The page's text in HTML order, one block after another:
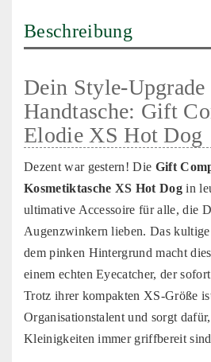
Beschreibung
Dein Style-
Handtasche: Gift
Elodie XS Hot Dog
Dezent war gestern! Die Gift
Kosmetiktasche XS Hot Dog in
ultimative Accessoire für alle, die
Augenzwinkern lieben. Das
dem pinken Hintergrund macht
einem echten Eyecatcher, der
Trotz ihrer kompakten XS-Größe
Organisationstalent und sorgt
Kleinigkeiten immer griffbereit